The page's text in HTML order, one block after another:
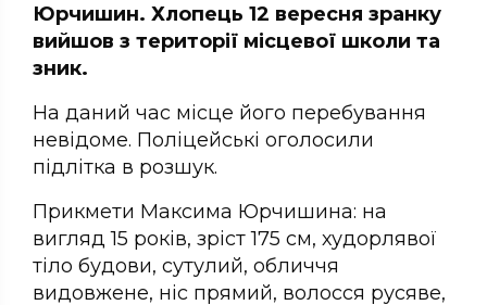
Юрчишин. Хлопець 12 вересня зранку
вийшов з території місцевої школи та
зник.
На даний час місце його перебування
невідоме. Поліцейські оголосили
підлітка в розшук.
Прикмети Максима Юрчишина: на
вигляд 15 років, зріст 175 см, худорлявої
тіло будови, сутулий, обличчя
видовжене, ніс прямий, волосся русяве,